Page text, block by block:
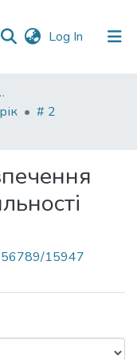
Log In (current)
НАВС
# 2
15947